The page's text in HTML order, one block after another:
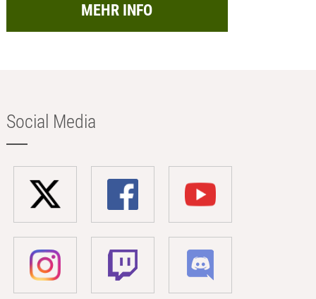
MEHR INFO
Social Media